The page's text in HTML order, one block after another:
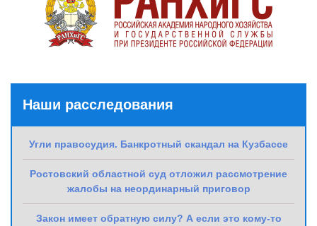
Наши расследования
Угли правосудия. Банкротный скандал на Кузбассе
Ростовский областной суд отложил рассмотрение
жалобы на неординарный приговор
Закон имеет обратную силу? А если это кому-то